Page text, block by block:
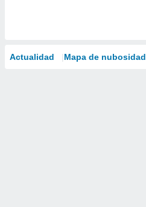
Actualidad Mapa de nubosidad